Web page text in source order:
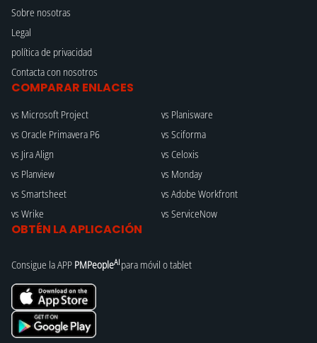
Sobre nosotras
Legal
política de privacidad
Contacta con nosotros
COMPARAR ENLACES
vs Microsoft Project
vs Oracle Primavera P6
vs Jira Align
vs Planview
vs Smartsheet
vs Wrike
vs Planisware
vs Sciforma
vs Celoxis
vs Monday
vs Adobe Workfront
vs ServiceNow
OBTÉN LA APLICACIÓN
Consigue la APP PMPeopleAI para móvil o tablet